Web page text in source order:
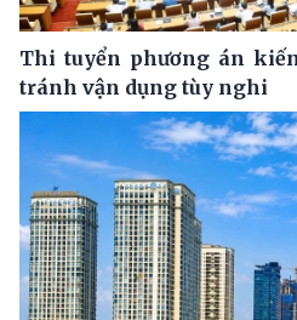
Thi tuyển phương án
tránh vận dụng tùy nghi